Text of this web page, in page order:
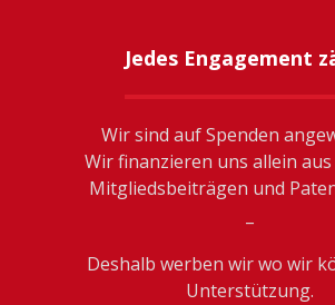
Jedes Engagement
Wir sind auf Spenden
Wir finanzieren uns allein aus
Mitgliedsbeiträgen und
Deshalb werben wir wo wir
Unterstützung.